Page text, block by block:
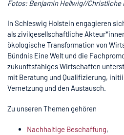
Fotos: Benjamin Hellwig//Christliche
In Schleswig Holstein engagieren
als zivilgesellschaftliche
ökologische Transformation von
Bündnis Eine Welt und die
zukunftsfähiges Wirtschaften
mit Beratung und Qualifizierung,
Vernetzung und den Austausch.
Zu unseren Themen gehören
Nachhaltige Beschaffung,